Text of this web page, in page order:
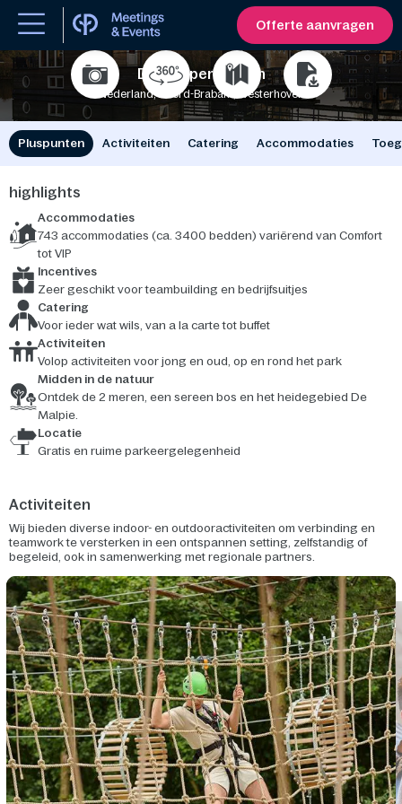
Offerte aanvragen
De Kempervennen
Nederland, Noord-Brabant, Westerhoven
Pluspunten Activiteiten Catering Accommodaties
highlights
Accommodaties
743 accommodaties (ca. 3400 bedden) variërend van Comfort
tot VIP
Incentives
Zeer geschikt voor teambuilding en bedrijfsuitjes
Catering
Voor ieder wat wils, van a la carte tot buffet
Activiteiten
Volop activiteiten voor jong en oud, op en rond het park
Midden in de natuur
Ontdek de 2 meren, een sereen bos en het heidegebied De
Malpie.
Locatie
Gratis en ruime parkeergelegenheid
Activiteiten
Wij bieden diverse indoor- en outdooractiviteiten om verbinding en
teamwork te versterken in een ontspannen setting, zelfstandig of
begeleid, ook in samenwerking met regionale partners.